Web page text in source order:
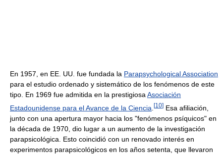
En 1957, en EE. UU. fue fundada la Parapsychological Association
para el estudio ordenado y sistemático de los fenómenos de este
tipo. En 1969 fue admitida en la prestigiosa Asociación
Estadounidense para el Avance de la Ciencia [10] Esa afiliación,
junto con una apertura mayor hacia los "fenómenos psíquicos" en
la década de 1970, dio lugar a un aumento de la investigación
parapsicológica. Esto coincidió con un renovado interés en
experimentos parapsicológicos en los años setenta, que llevaron